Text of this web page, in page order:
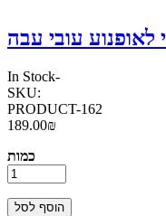
In Stock-
SKU:
PRODUCT-162
189.00₪
כמות